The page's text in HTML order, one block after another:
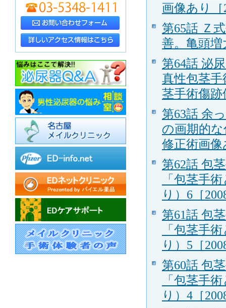
画像あり［
第65話 Ｚ
善。亀頭増
第64話 泌
真性包茎
茎手術傷跡
第63話 余
の画期的
修正術画像
第62話 包
「包茎手
り）6［
第61話 包
「包茎手
り）5［
第60話 包
「包茎手
り）4［